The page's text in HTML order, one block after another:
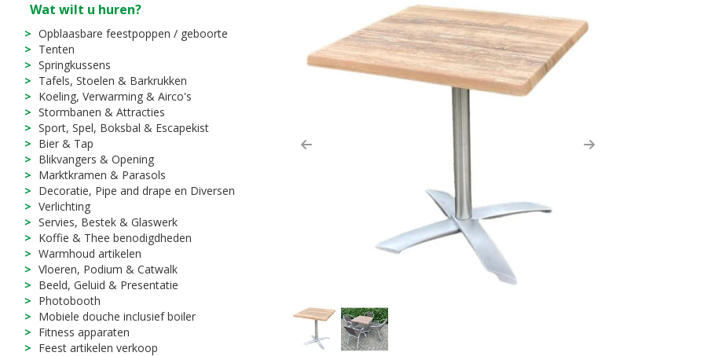
Wat wilt u huren?
Opblaasbare feestpoppen / geboorte
Tenten
Springkussens
Tafels, Stoelen & Barkrukken
Koeling, Verwarming & Airco's
Stormbanen & Attracties
Sport, Spel, Boksbal & Escapekist
Bier & Tap
Blikvangers & Opening
Marktkramen & Parasols
Decoratie, Pipe and drape en Diversen
Verlichting
Servies, Bestek & Glaswerk
Koffie & Thee benodigdheden
Warmhoud artikelen
Vloeren, Podium & Catwalk
Beeld, Geluid & Presentatie
Photobooth
Mobiele douche inclusief boiler
Fitness apparaten
Feest artikelen verkoop
Previous Next